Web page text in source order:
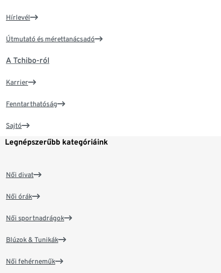
Hírlevél
Útmutató és mérettanácsadó
A Tchibo-ról
Karrier
Fenntarthatóság
Sajtó
Legnépszerűbb kategóriáink
Női divat
Női órák
Női sportnadrágok
Blúzok & Tunikák
Női fehérneműk